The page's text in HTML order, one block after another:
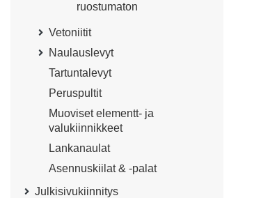
ruostumaton
Vetoniitit
Naulauslevyt
Tartuntalevyt
Peruspultit
Muoviset elementt- ja
valukiinnikkeet
Lankanaulat
Asennuskiilat & -palat
Julkisivukiinnitys